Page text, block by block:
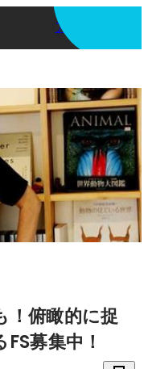
アプリを使う
！俯瞰的に捉
募集中！